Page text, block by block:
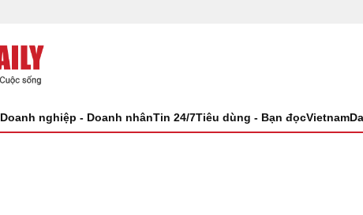
Doanh nghiệp - Doanh nhânTin 24/7Tiêu dùng - Bạn đọc